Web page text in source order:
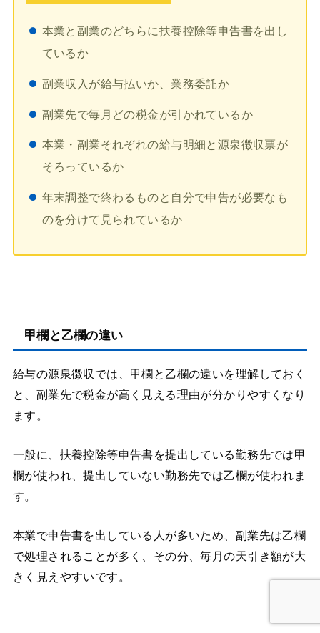
本業と副業のどちらに扶養控除等申告書を出し
ているか
副業収入が給与払いか、業務委託か
副業先で毎月どの税金が引かれているか
本業・副業それぞれの給与明細と源泉徴収票が
そろっているか
年末調整で終わるものと自分で申告が必要なも
のを分けて見られているか
甲欄と乙欄の違い
給与の源泉徴収では、甲欄と乙欄の違いを理解しておく
と、副業先で税金が高く見える理由が分かりやすくなり
ます。
一般に、扶養控除等申告書を提出している勤務先では甲
欄が使われ、提出していない勤務先では乙欄が使われま
す。
本業で申告書を出している人が多いため、副業先は乙欄
で処理されることが多く、その分、毎月の天引き額が大
きく見えやすいです。